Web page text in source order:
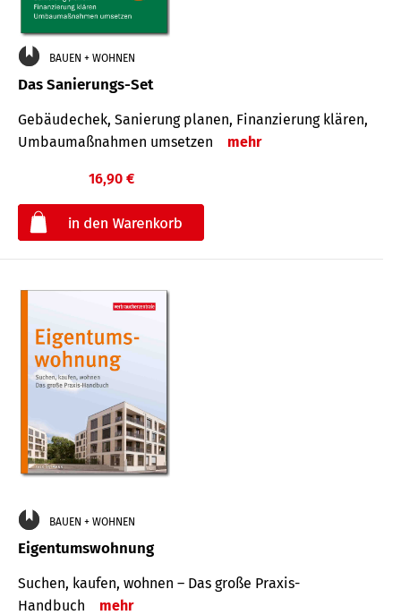
BAUEN + WOHNEN
Das Sanierungs-Set
Gebäudechek, Sanierung planen, Finanzierung klären,
Umbaumaßnahmen umsetzen
mehr
16,90 €
BAUEN + WOHNEN
Eigentumswohnung
Suchen, kaufen, wohnen – Das große Praxis-
Handbuch
mehr